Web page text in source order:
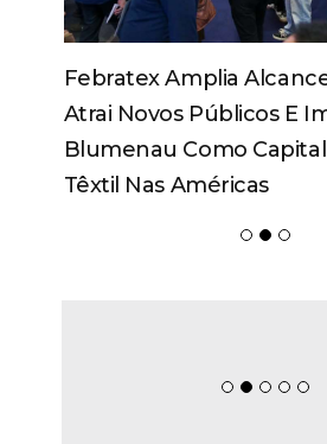
Febratex Amplia
Atrai Novos Públicos E
Blumenau Como
Têxtil Nas Américas